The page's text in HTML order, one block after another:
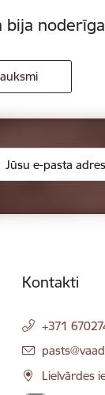
Kontakti
+371
E-pasts:
Lielvārdes